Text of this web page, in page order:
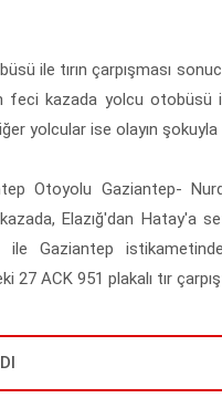
ile tırın çarpışması
feci kazada yolcu otobüsü
yolcular ise olayın
Otoyolu Gaziantep-
Elazığ'dan Hatay'a
ile Gaziantep
27 ACK 951 plakalı tır